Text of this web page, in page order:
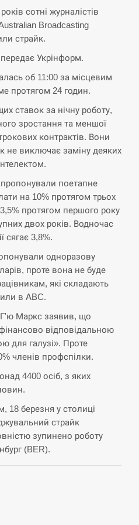
вручили новое
ракетний підрозділ КНДР –
баржі для
на “кратный рост” атак
в аеропорту Лейпцига
з…
в МИДе
на…
військові
вторгнення з…
сотні журналістів
Broadcasting
страйк.
Укрінформ.
об 11:00 за місцевим
протягом 24 годин.
ставок за нічну роботу,
зростання та меншої
контрактів. Вони
не виключає заміну деяких
поетапне
на 10% протягом трьох
протягом першого року
двох років. Водночас
сягає 3,8%.
одноразову
проте вона не буде
які складають
в ABC.
Маркс заявив, що
відповідальною
для галузі». Проте
членів профспілки.
4400 осіб, з яких
18 березня у столиці
страйк
зупинено роботу
(BER).